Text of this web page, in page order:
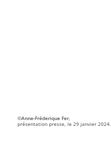
©Anne-Fréderique Fer,
présentation presse, le 29 janvier 2024.